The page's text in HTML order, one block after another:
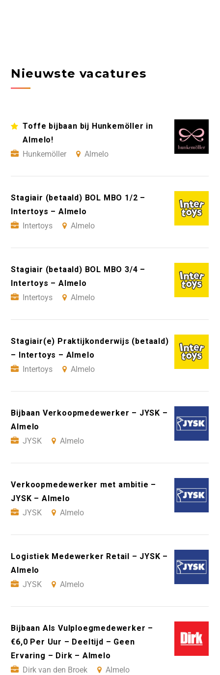
Nieuwste vacatures
Toffe bijbaan bij Hunkemöller in
Almelo!
Hunkemöller
Almelo
Stagiair (betaald) BOL MBO 1/2 –
Intertoys – Almelo
Intertoys
Almelo
Stagiair (betaald) BOL MBO 3/4 –
Intertoys – Almelo
Intertoys
Almelo
Stagiair(e) Praktijkonderwijs (betaald)
– Intertoys – Almelo
Intertoys
Almelo
Bijbaan Verkoopmedewerker – JYSK –
Almelo
JYSK
Almelo
Verkoopmedewerker met ambitie –
JYSK – Almelo
JYSK
Almelo
Logistiek Medewerker Retail – JYSK –
Almelo
JYSK
Almelo
Bijbaan Als Vulploegmedewerker –
€6,0 Per Uur – Deeltijd – Geen
Ervaring – Dirk – Almelo
Dirk van den Broek
Almelo